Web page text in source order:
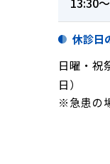
休診日
日曜・祝
日）
※急患の